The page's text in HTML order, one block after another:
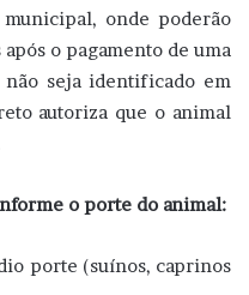
onde poderão
o pagamento de uma
não seja identificado em
autoriza que o animal
o porte do animal:
porte (suínos, caprinos